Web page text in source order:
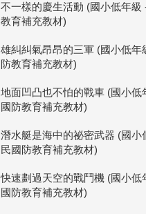
不一樣的慶生活動 (國小低年
教育補充教材)
雄糾糾氣昂昂的三軍 (國小低
防教育補充教材)
地面凹凸也不怕的戰車 (國小
國防教育補充教材)
潛水艇是海中的祕密武器 (國
民國防教育補充教材)
快速劃過天空的戰鬥機 (國小
國防教育補充教材)